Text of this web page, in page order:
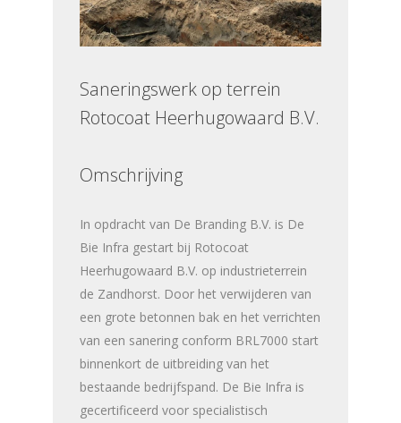
Saneringswerk op terrein
Rotocoat Heerhugowaard B.V.
Omschrijving
In opdracht van De Branding B.V. is De
Bie Infra gestart bij Rotocoat
Heerhugowaard B.V. op industrieterrein
de Zandhorst. Door het verwijderen van
een grote betonnen bak en het verrichten
van een sanering conform BRL7000 start
binnenkort de uitbreiding van het
bestaande bedrijfspand. De Bie Infra is
gecertificeerd voor specialistisch